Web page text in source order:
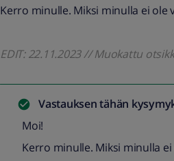
Kerro minulle. Miksi minulla ei ole
EDIT: 22.11.2023 // Muokattu
Vastauksen tähän
Moi!
Kerro minulle. Miksi minulla